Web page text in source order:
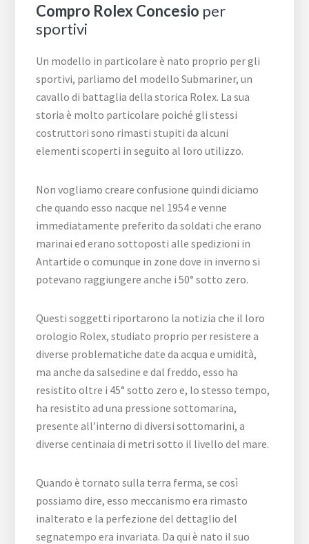
Compro Rolex Concesio per
sportivi
Un modello in particolare è nato proprio per gli
sportivi, parliamo del modello Submariner, un
cavallo di battaglia della storica Rolex. La sua
storia è molto particolare poiché gli stessi
costruttori sono rimasti stupiti da alcuni
elementi scoperti in seguito al loro utilizzo.
Non vogliamo creare confusione quindi diciamo
che quando esso nacque nel 1954 e venne
immediatamente preferito da soldati che erano
marinai ed erano sottoposti alle spedizioni in
Antartide o comunque in zone dove in inverno si
potevano raggiungere anche i 50° sotto zero.
Questi soggetti riportarono la notizia che il loro
orologio Rolex, studiato proprio per resistere a
diverse problematiche date da acqua e umidità,
ma anche da salsedine e dal freddo, esso ha
resistito oltre i 45° sotto zero e, lo stesso tempo,
ha resistito ad una pressione sottomarina,
presente all’interno di diversi sottomarini, a
diverse centinaia di metri sotto il livello del mare.
Quando è tornato sulla terra ferma, se così
possiamo dire, esso meccanismo era rimasto
inalterato e la perfezione del dettaglio del
segnatempo era invariata. Da qui è nato il suo